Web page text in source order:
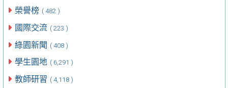
榮譽榜 ( 482 )
國際交流 ( 223 )
綠園新聞 ( 408 )
學生園地 ( 6,291 )
教師研習 ( 4,118 )